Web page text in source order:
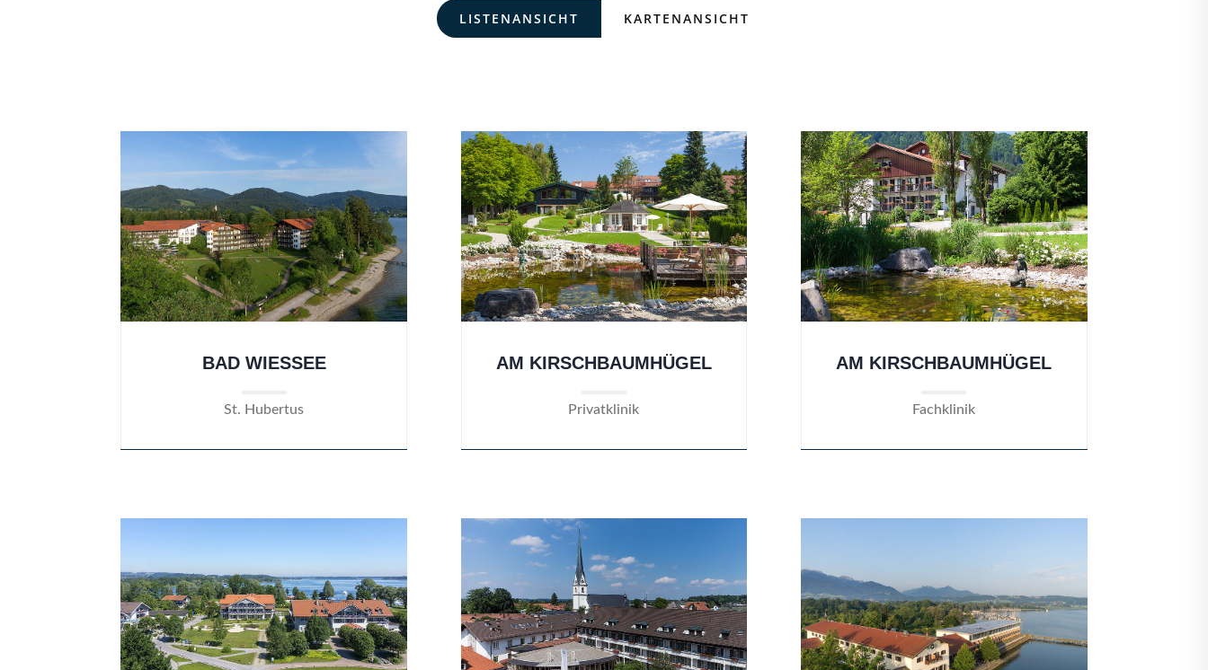
LISTENANSICHT KARTENANSICHT
BAD WIESSEE
St. Hubertus
AM KIRSCHBAUMHÜGEL
Privatklinik
AM KIRSCHBAUMHÜGEL
Fachklinik